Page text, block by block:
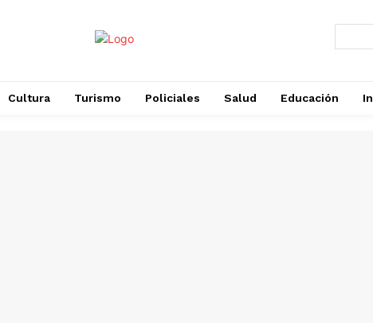
Cultura Turismo Policiales Salud Educación